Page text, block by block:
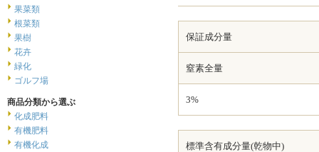
保証成分量
窒素全量
3%
標準含有成分量(乾物中)
果菜類
根菜類
果樹
花卉
緑化
ゴルフ場
商品分類から選ぶ
化成肥料
有機肥料
有機化成